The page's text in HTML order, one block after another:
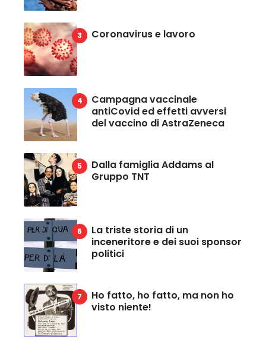
Coronavirus e lavoro
Campagna vaccinale
antiCovid ed effetti avversi
del vaccino di AstraZeneca
Dalla famiglia Addams al
Gruppo TNT
La triste storia di un
inceneritore e dei suoi sponsor
politici
Ho fatto, ho fatto, ma non ho
visto niente!